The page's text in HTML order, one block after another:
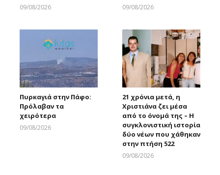
09/08/2026
09/08/2026
Πυρκαγιά στην Πάφο:
Πρόλαβαν τα
χειρότερα
09/08/2026
21 χρόνια μετά, η
Χριστιάνα ζει μέσα
από το όνομά της – Η
συγκλονιστική ιστορία
δύο νέων που χάθηκαν
στην πτήση 522
09/08/2026